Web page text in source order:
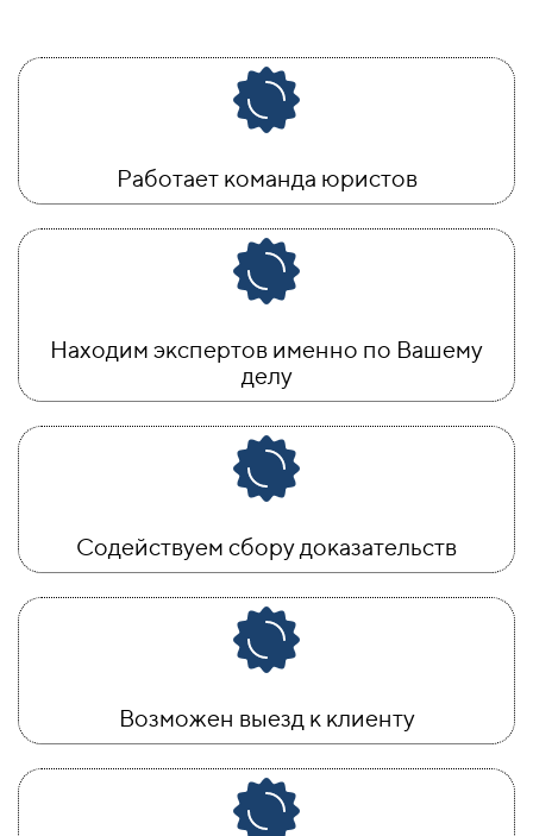
Работает команда юристов
Находим экспертов именно по Вашему
делу
Содействуем сбору доказательств
Возможен выезд к клиенту